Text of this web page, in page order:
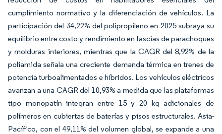
cumplimiento normativo y la diferenciación de vehículos. La
participación del 34,22% del polipropileno en 2025 subraya su
equilibrio entre costo y rendimiento en fascias de parachoques
y molduras interiores, mientras que la CAGR del 8,92% de la
poliamida señala una creciente demanda térmica en trenes de
potencia turboalimentados e híbridos. Los vehículos eléctricos
avanzan a una CAGR del 10,93% a medida que las plataformas
tipo monopatín integran entre 15 y 20 kg adicionales de
polímeros en cubiertas de baterías y pisos estructurales. Asia-
Pacífico, con el 49,11% del volumen global, se expande a una